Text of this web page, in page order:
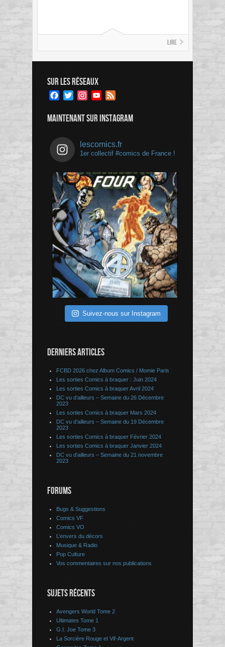
Lire
SUR LES RÉSEAUX
Facebook
TwitterInstagramYouTube
MAINTENANT SUR INSTAGRAM
lescomics.fr
1er collectif #comics de France !
Suivez-nous sur Instagram
DERNIERS ARTICLES
FCBD 2026 chez Album Comics / Momie Paris
Les sorties Comics à braquer : Juin 2024
Les sorties Comics à braquer Avril 2024
DC vu d’ailleurs – Semaine du 26 Décembre
2023
Les sorties Comics à braquer Mars 2024
DC vu d’ailleurs – Semaine du 19 Décembre
2023
Les sorties Comics à braquer Février 2024
Les sorties Comics à braquer Janvier 2024
DC vu d’ailleurs – Semaine du 21 novembre
2023
FORUMS
Bugs & Suggestions
Comics VF
Comics VO
L’envers du décors
Musique & Radio
Pop Culture
Vos commentaires sur nos publications
SUJETS RÉCENTS
Avengers World Tome 2
Ultimates Tome 1
G.I. Joe Tome 3
La Sorcière Rouge et Vif-Argent